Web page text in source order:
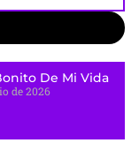
De Mi Vida
de 2026